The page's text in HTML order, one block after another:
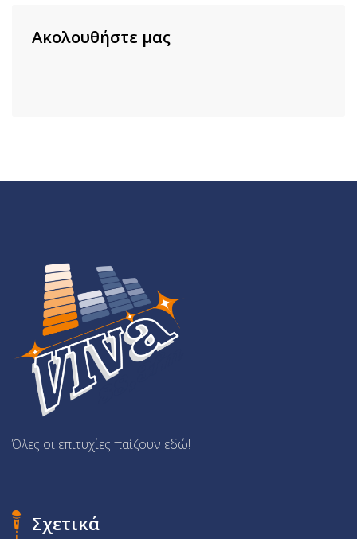
Ακολουθήστε μας
Όλες οι επιτυχίες παίζουν εδώ!
Σχετικά